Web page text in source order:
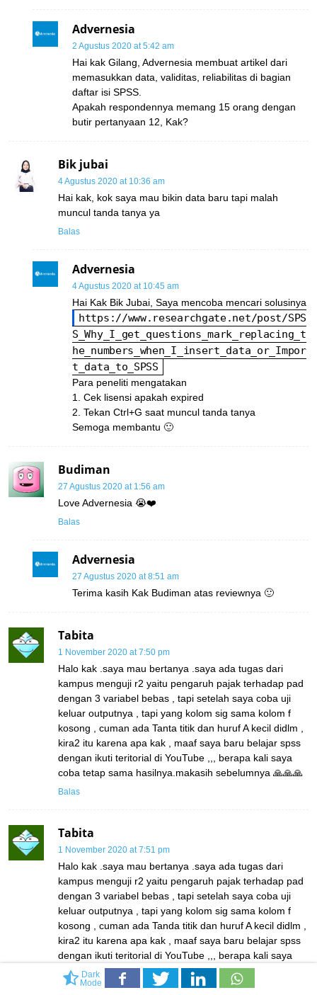
Advernesia
2 Agustus 2020 at 5:42 am
Hai kak Gilang, Advernesia membuat artikel dari
memasukkan data, validitas, reliabilitas di bagian
daftar isi SPSS.
Apakah respondennya memang 15 orang dengan
butir pertanyaan 12, Kak?
Bik jubai
4 Agustus 2020 at 10:36 am
Hai kak, kok saya mau bikin data baru tapi malah
muncul tanda tanya ya
Balas
Advernesia
4 Agustus 2020 at 10:45 am
Hai Kak Bik Jubai, Saya mencoba mencari solusinya
https://www.researchgate.net/post/SPS
S_Why_I_get_questions_mark_replacing_t
he_numbers_when_I_insert_data_or_Impor
t_data_to_SPSS
Para peneliti mengatakan
1. Cek lisensi apakah expired
2. Tekan Ctrl+G saat muncul tanda tanya
Semoga membantu 🙂
Budiman
27 Agustus 2020 at 1:56 am
Love Advernesia 😭❤️
Balas
Advernesia
27 Agustus 2020 at 8:51 am
Terima kasih Kak Budiman atas reviewnya 🙂
Tabita
1 November 2020 at 7:50 pm
Halo kak .saya mau bertanya .saya ada tugas dari
kampus menguji r2 yaitu pengaruh pajak terhadap pad
dengan 3 variabel bebas , tapi setelah saya coba uji
keluar outputnya , tapi yang kolom sig sama kolom f
kosong , cuman ada Tanta titik dan huruf A kecil didlm ,
kira2 itu karena apa kak , maaf saya baru belajar spss
dengan ikuti teritorial di YouTube ,,, berapa kali saya
coba tetap sama hasilnya.makasih sebelumnya 🙏🙏🙏
Balas
Tabita
1 November 2020 at 7:51 pm
Halo kak .saya mau bertanya .saya ada tugas dari
kampus menguji r2 yaitu pengaruh pajak terhadap pad
dengan 3 variabel bebas , tapi setelah saya coba uji
keluar outputnya , tapi yang kolom sig sama kolom f
kosong , cuman ada Tanda titik dan huruf A kecil didlm ,
kira2 itu karena apa kak , maaf saya baru belajar spss
dengan ikuti teritorial di YouTube ,,, berapa kali saya
coba tetap sama hasilnya.makasih sebelumnya 🙏🙏🙏
Dark
Mode